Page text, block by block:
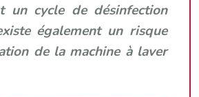
un cycle de désinfection
également un risque
de la machine à laver